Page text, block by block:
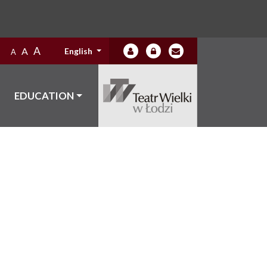
A A A English
EDUCATION